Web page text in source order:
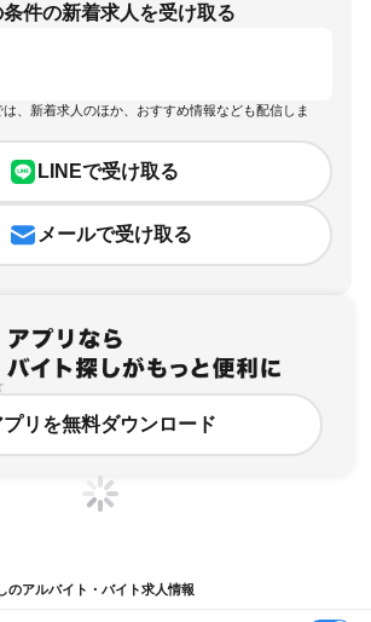
条件の新着求人を受け取る
は、新着求人のほか、おすすめ情報なども配信しま
LINEで受け取る
メールで受け取る
プリを無料ダウンロード
のアルバイト・バイト求人情報